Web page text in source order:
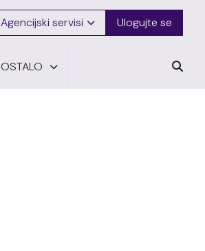
Agencijski servisi Ulogujte se
OSTALO